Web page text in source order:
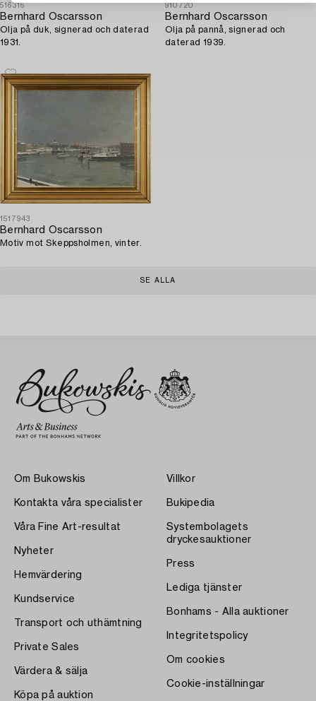
516316
Bernhard Oscarsson
Olja på duk, signerad och daterad
1931.
910720
Bernhard Oscarsson
Olja på pannå, signerad och
daterad 1939.
1517943
Bernhard Oscarsson
Motiv mot Skeppsholmen, vinter.
SE ALLA
Om Bukowskis
Kontakta våra specialister
Våra Fine Art-resultat
Nyheter
Hemvärdering
Kundservice
Transport och uthämtning
Private Sales
Värdera & sälja
Köpa på auktion
Villkor
Bukipedia
Systembolagets
dryckesauktioner
Press
Lediga tjänster
Bonhams - Alla auktioner
Integritetspolicy
Om cookies
Cookie-inställningar